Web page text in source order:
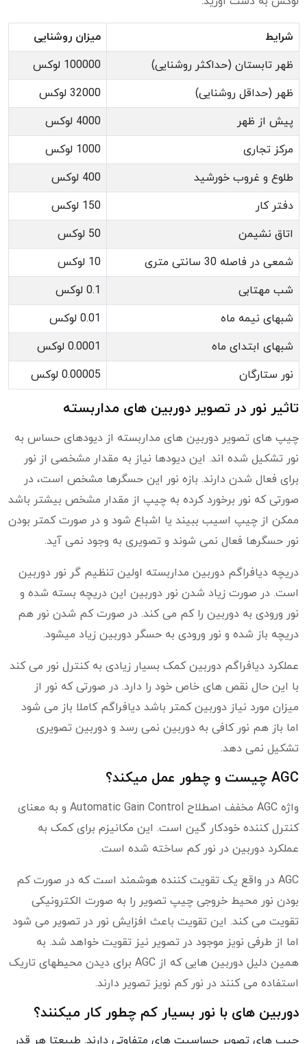
شرایط
میزان روشنایی
ظهر تابستان (حداکثر روشنایی)
100000 لوکس
ظهر (حداقل روشنایی)
32000 لوکس
پیش از ظهر
4000 لوکس
مرکز تجاری
1000 لوکس
طلوع و غروب خورشید
400 لوکس
دفتر کار
150 لوکس
اتاق نشیمن
50 لوکس
شمعی در فاصله 30 سانتی متری
10 لوکس
شب مهتابی
0.1 لوکس
شبهای نیمه ماه
0.01 لوکس
شبهای ابتدای ماه
0.0001 لوکس
نور ستارگان
0.00005 لوکس
تاثیر نور در تصویر دوربین های مداربسته
چیپ های تصویر دوربین های مداربسته از دیودهای حساس به
نور تشکیل شده اند. این دیودها نیاز به مقدار مشخصی از نور
برای فعال شدن دارند. بازه نور این حسگرها مشخص است، در
صورتی که نور برخورد کرده به چیپ از مقدار مشخص بیشتر باشد
ممکن از چیپ اسیب ببیند یا اشباع شود و در صورت کمتر بودن
نور حسگرها فعال نمی شوند و تصویری به وجود نمی آید.
دریچه دیافراگم دوربین مداربسته اولین تنظیم گر نور دوربین
است. در صورت زیاد شدن نور دوربین این دریچه بسته شده و
نور ورودی به دوربین را کم می کند. در صورت کم شدن نور هم
دریچه باز شده و نور ورودی به حسگر دوربین زیاد میشود.
عملکرد دیافراگم دوربین کمک بسیار زیادی به کنترل نور می کند
با این حال نقص های خاص خود را دارد. در صورتی که نور از
میزان مورد نیاز دوربین کمتر باشد دیافراگم کاملا باز می شود
اما باز هم نور کافی به دوربین نمی رسد و دوربین تصویری
تشکیل نمی دهد.
AGC چیست و چطور عمل میکند؟
واژه AGC مخفف اصطلاح Automatic Gain Control و به معنای
کنترل کننده خودکار گین است. این مکانیزم برای کمک به
عملکرد دوربین در نور کم ساخته شده است.
AGC در واقع یک تقویت کننده هوشمند است که در صورت کم
بودن نور محیط خروجی چیپ تصویر را به صورت الکترونیکی
تقویت می کند. این تقویت باعث افزایش نور در تصویر می شود
اما از طرفی نویز موجود در تصویر نیز تقویت خواهد شد. به
همین دلیل دوربین هایی که از AGC برای دیدن محیطهای تاریک
استفاده می کنند در نور کم نویز تصویر دارند.
دوربین های با نور بسیار کم چطور کار میکنند؟
چیپ های تصویر حساسیت های متفاوتی دارند. طبیعتا هر قدر